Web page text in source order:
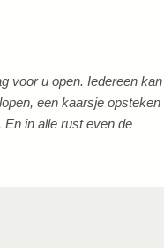
voor u open. Iedereen kan
een kaarsje opsteken
in alle rust even de